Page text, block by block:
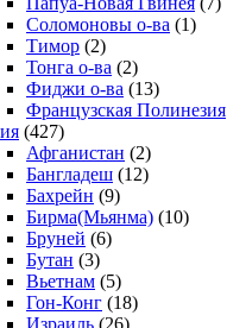
Соломоновы о-ва (1)
Тимор (2)
Тонга о-ва (2)
Фиджи о-ва (13)
Французская Полинезия
(427)
Афганистан (2)
Бангладеш (12)
Бахрейн (9)
Бирма(Мьянма) (10)
Бруней (6)
Бутан (3)
Вьетнам (5)
Гон-Конг (18)
Израиль (26)